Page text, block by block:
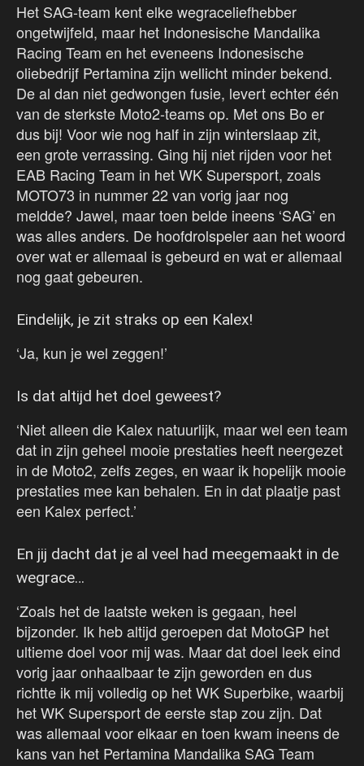
Het SAG-team kent elke wegraceliefhebber
ongetwijfeld, maar het Indonesische Mandalika
Racing Team en het eveneens Indonesische
oliebedrijf Pertamina zijn wellicht minder bekend.
De al dan niet gedwongen fusie, levert echter één
van de sterkste Moto2-teams op. Met ons Bo er
dus bij! Voor wie nog half in zijn winterslaap zit,
een grote verrassing. Ging hij niet rijden voor het
EAB Racing Team in het WK Supersport, zoals
MOTO73 in nummer 22 van vorig jaar nog
meldde? Jawel, maar toen belde ineens ‘SAG’ en
was alles anders. De hoofdrolspeler aan het woord
over wat er allemaal is gebeurd en wat er allemaal
nog gaat gebeuren.
Eindelijk, je zit straks op een Kalex!
‘Ja, kun je wel zeggen!’
Is dat altijd het doel geweest?
‘Niet alleen die Kalex natuurlijk, maar wel een team
dat in zijn geheel mooie prestaties heeft neergezet
in de Moto2, zelfs zeges, en waar ik hopelijk mooie
prestaties mee kan behalen. En in dat plaatje past
een Kalex perfect.’
En jij dacht dat je al veel had meegemaakt in de
wegrace…
‘Zoals het de laatste weken is gegaan, heel
bijzonder. Ik heb altijd geroepen dat MotoGP het
ultieme doel voor mij was. Maar dat doel leek eind
vorig jaar onhaalbaar te zijn geworden en dus
richtte ik mij volledig op het WK Superbike, waarbij
het WK Supersport de eerste stap zou zijn. Dat
was allemaal voor elkaar en toen kwam ineens de
kans van het Pertamina Mandalika SAG Team